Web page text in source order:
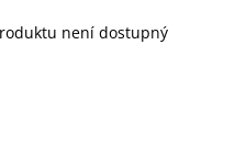
není dostupný